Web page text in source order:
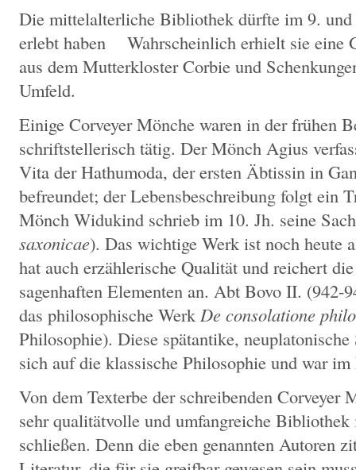
Die mittelalterliche Bibliothek dürfte im 9.
erlebt haben Wahrscheinlich erhielt sie eine
aus dem Mutterkloster Corbie und
Umfeld.
Einige Corveyer Mönche waren in der frühen
schriftstellerisch tätig. Der Mönch Agius
Vita der Hathumoda, der ersten Äbtissin in
befreundet; der Lebensbeschreibung folgt ein
Mönch Widukind schrieb im 10. Jh. seine
saxonicae). Das wichtige Werk ist noch heute
hat auch erzählerische Qualität und reichert
sagenhaften Elementen an. Abt Bovo II. (942-
das philosophische Werk De consolatione
Philosophie). Diese spätantike,
sich auf die klassische Philosophie und war
Von dem Texterbe der schreibenden Corveyer
sehr qualitätvolle und umfangreiche
schließen. Denn die eben genannten Autoren